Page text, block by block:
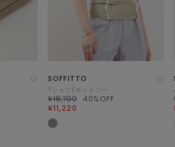
SOFFITTO
Tシャツ/カットソー
¥18,700 40%OFF
¥11,220